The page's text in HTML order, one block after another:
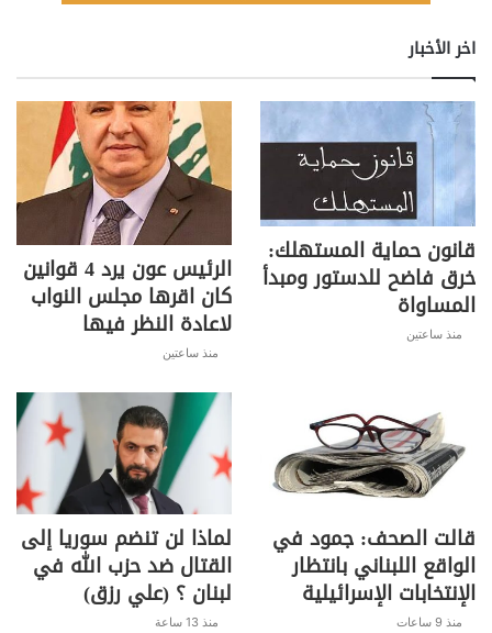
اخر الأخبار
قانون حماية المستهلك:
خرق فاضح للدستور ومبدأ
المساواة
منذ ساعتين
الرئيس عون يرد 4 قوانين
كان اقرها مجلس النواب
لاعادة النظر فيها
منذ ساعتين
قالت الصحف: جمود في
الواقع اللبناني بانتظار
الإنتخابات الإسرائيلية
منذ 9 ساعات
لماذا لن تنضم سوريا إلى
القتال ضد حزب الله في
لبنان ؟ (علي رزق)
منذ 13 ساعة